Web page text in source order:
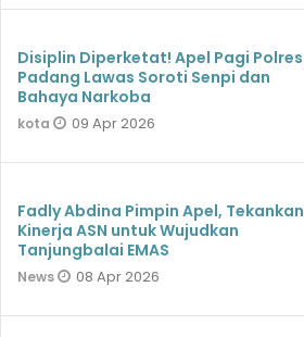
Disiplin Diperketat! Apel Pagi Polres
Padang Lawas Soroti Senpi dan
Bahaya Narkoba
kota 09 Apr 2026
Fadly Abdina Pimpin Apel, Tekankan
Kinerja ASN untuk Wujudkan
Tanjungbalai EMAS
News 08 Apr 2026